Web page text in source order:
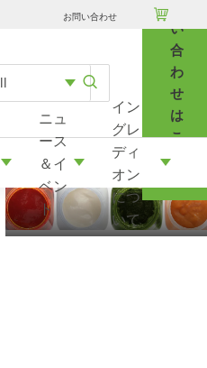
お問い合わせ 
い
合
わ
せ
は
こ
ち
ニュ
ース
＆イ
ベン
ト
イン
グレ
ディ
オン
につ
いて